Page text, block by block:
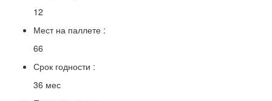
12
Мест на паллете :
66
Срок годности :
36 мес